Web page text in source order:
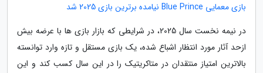
بازی معمایی Blue Prince نیامده برترین بازی 2025 شد
در نیمه نخست سال 2025، در شرایطی که بازار بازی ها با عرضه بیش
ازحد آثار مورد انتظار اشباع شده، یک بازی مستقل و تازه وارد توانسته
بالاترین امتیاز منتقدان در متاکریتیک را در این سال کسب کند و این